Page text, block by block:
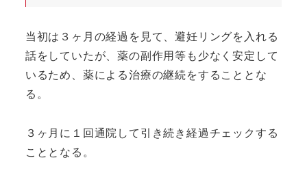
当初は３ヶ月の経過を見て、避妊リングを入れる
話をしていたが、薬の副作用等も少なく安定して
いるため、薬による治療の継続をすることとな
る。
３ヶ月に１回通院して引き続き経過チェックする
こととなる。